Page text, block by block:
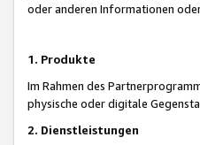
oder anderen Informationen
1. Produkte
Im Rahmen des
physische oder digitale
2. Dienstleistungen